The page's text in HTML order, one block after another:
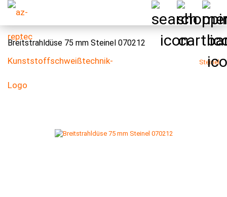
Breitstrahldüse 75 mm Steinel 070212
Steinel